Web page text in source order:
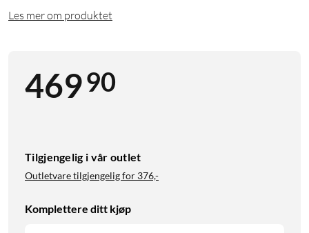
Les mer om produktet
46990
Tilgjengelig i vår outlet
Outletvare tilgjengelig for 376,-
Komplettere ditt kjøp